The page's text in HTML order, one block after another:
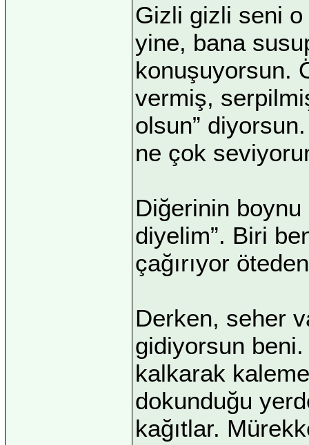
Gizli gizli seni
yine, bana
konuşuyorsun.
vermiş,
olsun”
ne çok
Diğerinin
diyelim”. Biri
çağırıyor
Derken, seher
gidiyorsun beni.
kalkarak
dokunduğu
kağıtlar.